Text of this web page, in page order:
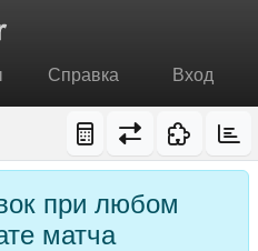
Справка Вход
при любом
матча